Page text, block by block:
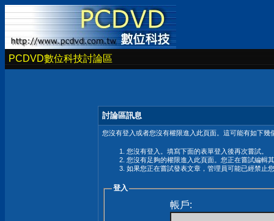
PCDVD數位科技討論區
討論區訊息
您沒有登入或者您沒有權限進入此頁面。這可能有如下幾
您沒有登入。填寫下面的表單登入後再次嘗試。
您沒有足夠的權限進入此頁面。您正在嘗試編輯
如果您正在嘗試發表文章，管理員可能已經禁止
登入
帳戶: